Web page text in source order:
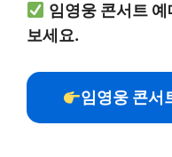
임영웅 콘서트
보세요.
임영웅 콘서